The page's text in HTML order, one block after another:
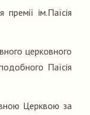
ім.Паїсія
церковного
Паїсія
Церквою за